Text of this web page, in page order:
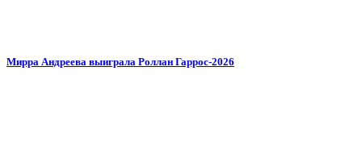
Мирра Андреева выиграла Роллан Гаррос-2026